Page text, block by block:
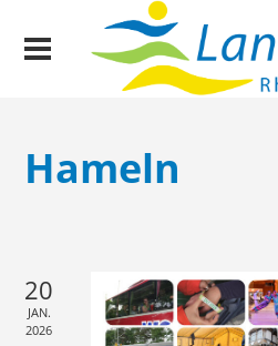
Hameln
20
JAN.
2026